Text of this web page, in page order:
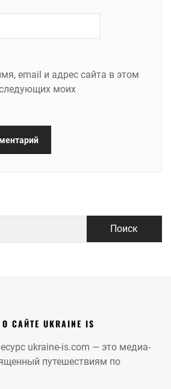
email и адрес сайта в этом
моих
О САЙТЕ UKRAINE IS
ukraine-is.com — это медиа-
путешествиям по